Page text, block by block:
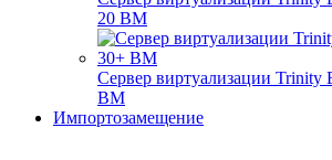
20 ВМ
Сервер виртуализации Trinity
ВМ
Импортозамещение